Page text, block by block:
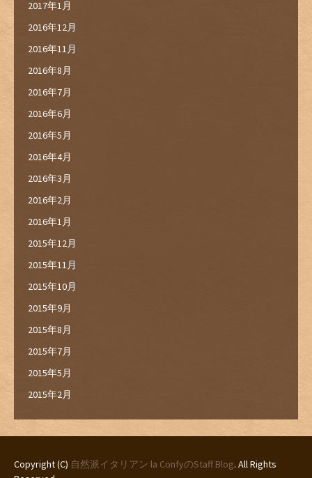
2017年1月
2016年12月
2016年11月
2016年8月
2016年7月
2016年6月
2016年5月
2016年4月
2016年3月
2016年2月
2016年1月
2015年12月
2015年11月
2015年10月
2015年9月
2015年8月
2015年7月
2015年5月
2015年2月
Copyright (C) 自然派イタリアン la ConfyのStaff Blog. All Rights